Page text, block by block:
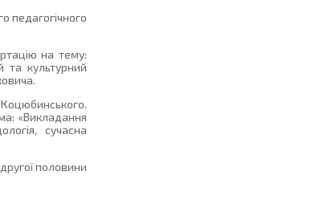
педагогічного
на тему:
та культурний
«Викладання
сучасна
половини